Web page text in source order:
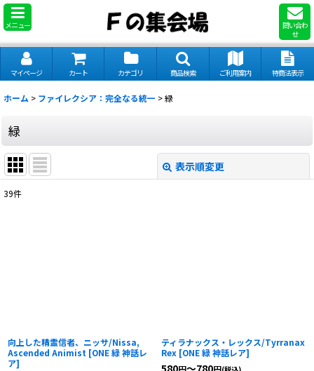
メニュー
問い合わ
せ
マイページ カート カテゴリ 商品検索 ご利用案内 特商法表示
ホーム > ファイレクシア：完全なる統一 >緑
緑
表示順変更
39件
向上した精霊信者、ニッサ/Nissa,
Ascended Animist [ONE 緑 神話レ
ア]
ティラナックス・レックス/Tyrranax
Rex [ONE 緑 神話レア]
580円～780円